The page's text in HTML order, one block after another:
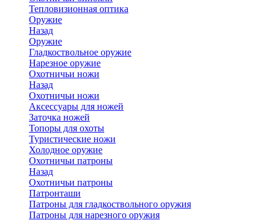
Тепловизионная оптика
Оружие
Назад
Оружие
Гладкоствольное оружие
Нарезное оружие
Охотничьи ножи
Назад
Охотничьи ножи
Аксессуары для ножей
Заточка ножей
Топоры для охоты
Туристические ножи
Холодное оружие
Охотничьи патроны
Назад
Охотничьи патроны
Патронташи
Патроны для гладкоствольного оружия
Патроны для нарезного оружия